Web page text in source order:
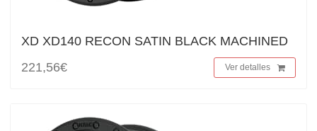
XD XD140 RECON SATIN BLACK MACHINED
221,56€
Ver detalles